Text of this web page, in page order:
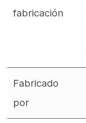
fabricación
Fabricado
por